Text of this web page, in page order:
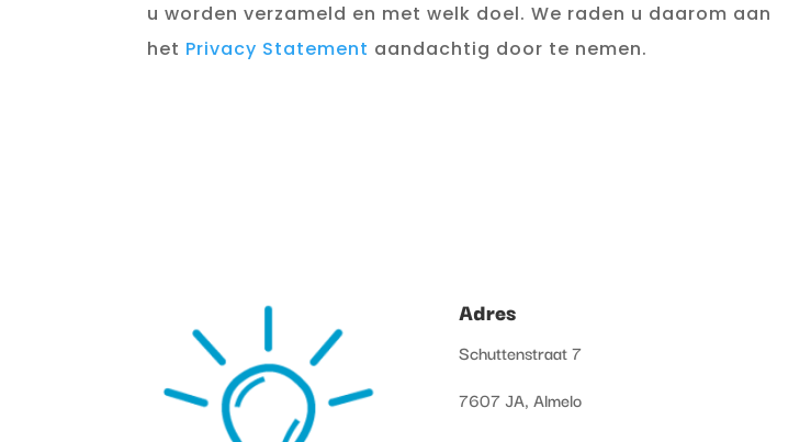
u worden verzameld en met welk doel. We raden u daarom aan
het Privacy Statement aandachtig door te nemen.
Adres
Schuttenstraat 7
7607 JA, Almelo